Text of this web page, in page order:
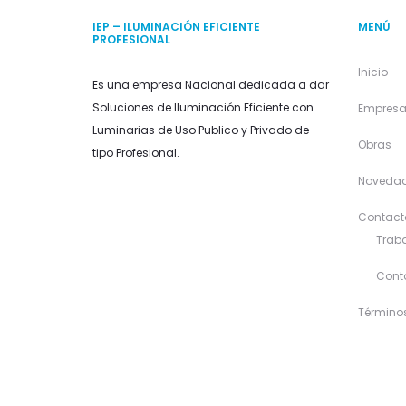
IEP – ILUMINACIÓN EFICIENTE
PROFESIONAL
Es una empresa Nacional dedicada a dar
Soluciones de Iluminación Eficiente con
Luminarias de Uso Publico y Privado de
tipo Profesional.
MENÚ
Inicio
Empresa
Obras